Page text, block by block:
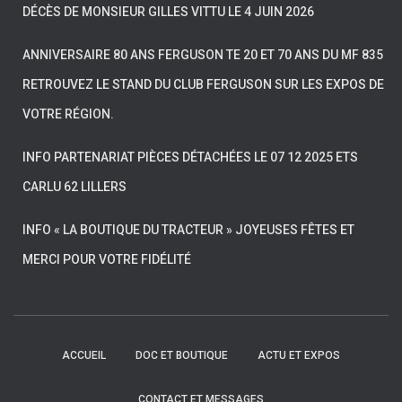
DÉCÈS DE MONSIEUR GILLES VITTU LE 4 JUIN 2026
ANNIVERSAIRE 80 ANS FERGUSON TE 20 ET 70 ANS DU MF 835
RETROUVEZ LE STAND DU CLUB FERGUSON SUR LES EXPOS DE
VOTRE RÉGION.
INFO PARTENARIAT PIÈCES DÉTACHÉES LE 07 12 2025 ETS
CARLU 62 LILLERS
INFO « LA BOUTIQUE DU TRACTEUR » JOYEUSES FÊTES ET
MERCI POUR VOTRE FIDÉLITÉ
ACCUEIL DOC ET BOUTIQUE ACTU ET EXPOS
CONTACT ET MESSAGES